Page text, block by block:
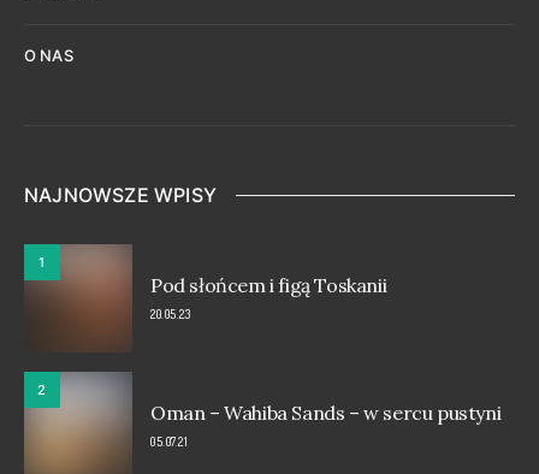
O NAS
NAJNOWSZE WPISY
1
Pod słońcem i figą Toskanii
20.05.23
2
Oman – Wahiba Sands – w sercu pustyni
05.07.21